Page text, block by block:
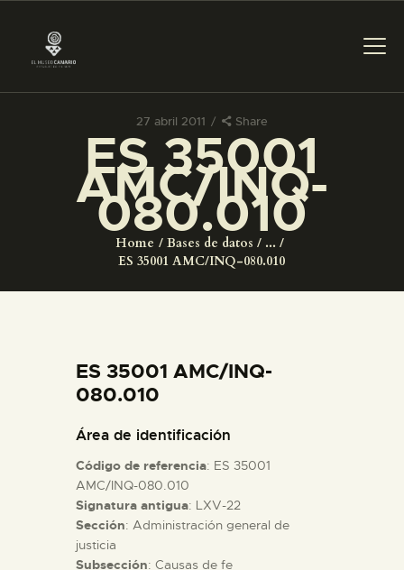
27 abril 2011 Share
ES 35001
AMC/INQ-
080.010
Home Bases de datos
...
ES 35001 AMC/INQ-080.010
PREPARAR LA VISITA
ACTIVIDADES
COLECCIONES
ESPAÑOL
PREPARAR LA VISITA
ES 35001 AMC/INQ-
080.010
Área de identificación
Código de referencia: ES 35001
AMC/INQ-080.010
Signatura antigua: LXV-22
Sección: Administración general de
justicia
Subsección: Causas de fe